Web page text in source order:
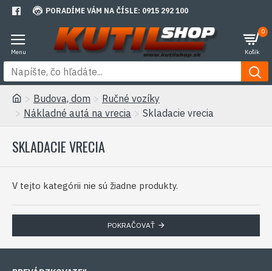
PORADÍME VÁM NA ČÍSLE: 0915 292 100
0
Budova, dom
Ručné vozíky
Nákladné autá na vrecia
Skladacie vrecia
SKLADACIE VRECIA
V tejto kategórii nie sú žiadne produkty.
POKRAČOVAŤ